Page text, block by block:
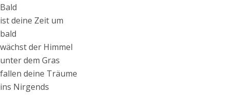
Bald
ist deine Zeit um
bald
wächst der Himmel
unter dem Gras
fallen deine Träume
ins Nirgends